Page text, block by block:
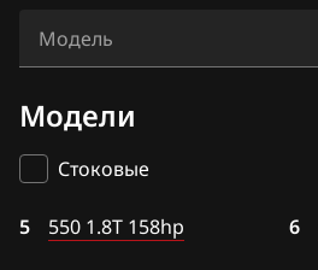
ATLAS
BAIC
BAW
Bentley
Bosch MG1US028
Siemens EMS 6104
Модель
6 1.8T 158hp
Модели
Стоковые
5 550 1.8T 158hp 6